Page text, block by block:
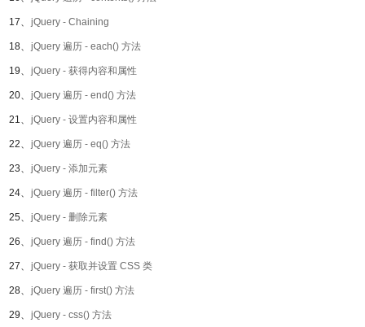
17、 jQuery - Chaining
18、 jQuery 遍历 - each() 方法
19、 jQuery - 获得内容和属性
20、 jQuery 遍历 - end() 方法
21、 jQuery - 设置内容和属性
22、 jQuery 遍历 - eq() 方法
23、 jQuery - 添加元素
24、 jQuery 遍历 - filter() 方法
25、 jQuery - 删除元素
26、 jQuery 遍历 - find() 方法
27、 jQuery - 获取并设置 CSS 类
28、 jQuery 遍历 - first() 方法
29、 jQuery - css() 方法